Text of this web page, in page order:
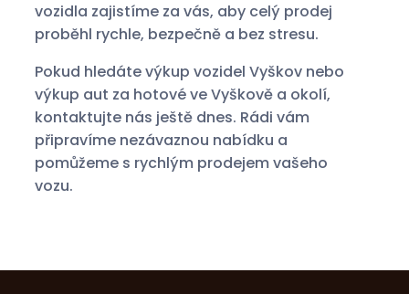
vozidla zajistíme za vás, aby celý prodej
proběhl rychle, bezpečně a bez stresu.
Pokud hledáte výkup vozidel Vyškov nebo
výkup aut za hotové ve Vyškově a okolí,
kontaktujte nás ještě dnes. Rádi vám
připravíme nezávaznou nabídku a
pomůžeme s rychlým prodejem vašeho
vozu.